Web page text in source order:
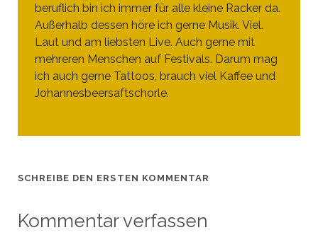
beruflich bin ich immer für alle kleine Racker da.
Außerhalb dessen höre ich gerne Musik. Viel.
Laut und am liebsten Live. Auch gerne mit
mehreren Menschen auf Festivals. Darum mag
ich auch gerne Tattoos, brauch viel Kaffee und
Johannesbeersaftschorle.
SCHREIBE DEN ERSTEN KOMMENTAR
Kommentar verfassen